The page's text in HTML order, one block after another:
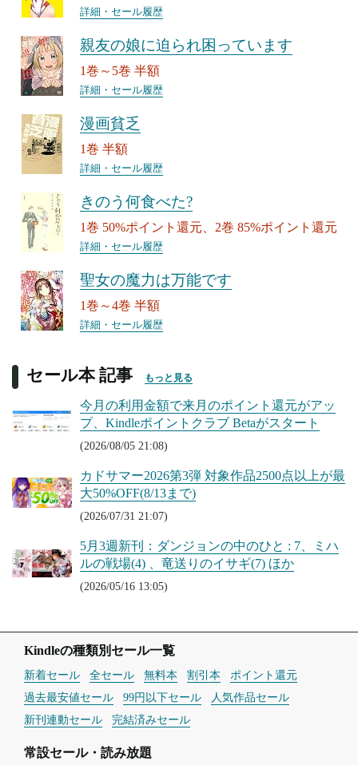
詳細・セール履歴
親友の娘に迫られ困っています
1巻～5巻 半額
詳細・セール履歴
漫画貧乏
1巻 半額
詳細・セール履歴
きのう何食べた?
1巻 50%ポイント還元、2巻 85%ポイント還元
詳細・セール履歴
聖女の魔力は万能です
1巻～4巻 半額
詳細・セール履歴
セール本 記事 もっと見る
今月の利用金額で来月のポイント還元がアッ
プ、Kindleポイントクラブ Betaがスタート
(2026/08/05 21:08)
カドサマー2026第3弾 対象作品2500点以上が最
大50%OFF(8/13まで)
(2026/07/31 21:07)
5月3週新刊：ダンジョンの中のひと : 7、ミハ
ルの戦場(4) 、竜送りのイサギ(7) ほか
(2026/05/16 13:05)
Kindleの種類別セール一覧
新着セール 全セール 無料本 割引本
ポイント還元
過去最安値セール
99円以下セール
人気作品セール
新刊連動セール
完結済みセール
常設セール・読み放題